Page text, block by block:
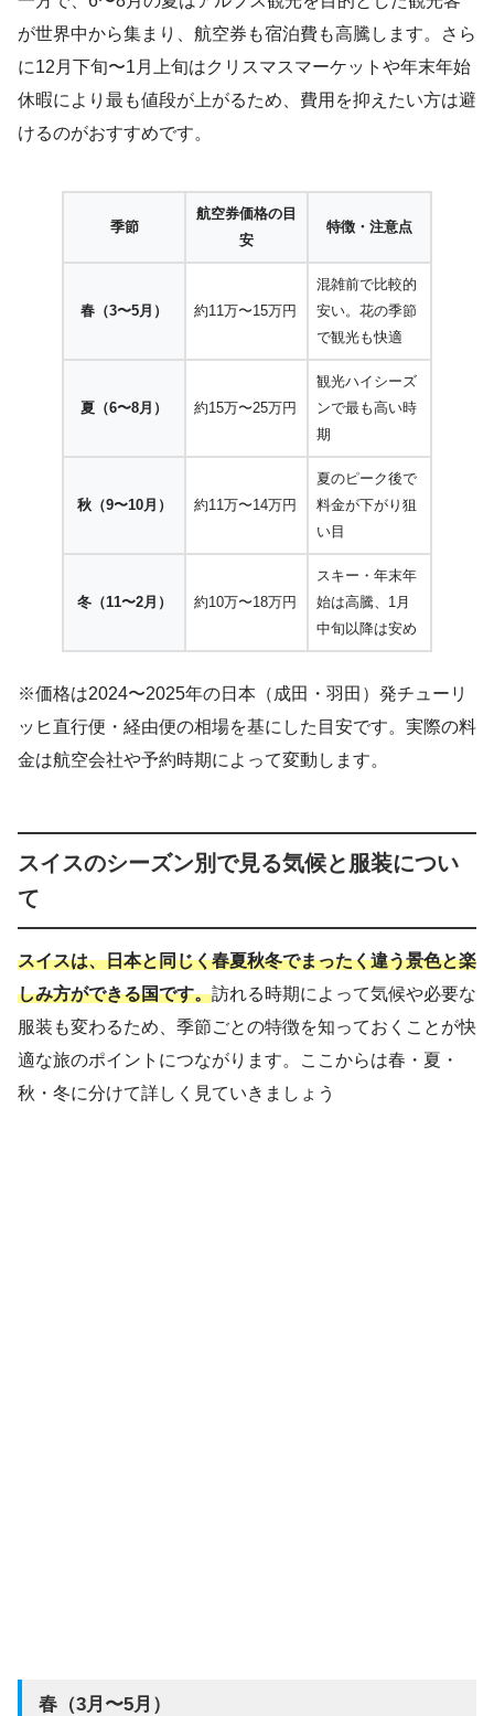
が世界中から集まり、航空券も宿泊費も高騰します。さら
に12月下旬〜1月上旬はクリスマスマーケットや年末年始
休暇により最も値段が上がるため、費用を抑えたい方は避
けるのがおすすめです。
季節
航空券価格の目
安
特徴・注意点
春（3〜5月） 約11万〜15万円
混雑前で比較的
安い。花の季節
で観光も快適
夏（6〜8月） 約15万〜25万円
観光ハイシーズ
ンで最も高い時
期
秋（9〜10月） 約11万〜14万円
夏のピーク後で
料金が下がり狙
い目
冬（11〜2月） 約10万〜18万円
スキー・年末年
始は高騰、1月
中旬以降は安め
※価格は2024〜2025年の日本（成田・羽田）発チューリ
ッヒ直行便・経由便の相場を基にした目安です。実際の料
金は航空会社や予約時期によって変動します。
スイスのシーズン別で見る気候と服装につい
て
スイスは、日本と同じく春夏秋冬でまったく違う景色と楽
しみ方ができる国です。訪れる時期によって気候や必要な
服装も変わるため、季節ごとの特徴を知っておくことが快
適な旅のポイントにつながります。ここからは春・夏・
秋・冬に分けて詳しく見ていきましょう
春（3月〜5月）